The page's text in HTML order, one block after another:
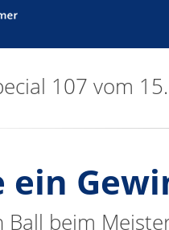
107 vom
ein
Ball beim